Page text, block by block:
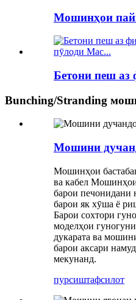
Мошинҳои
Бетони пеш
Bunching/Stranding
Мошини
Мошинҳои
ва кабел
барои печонидани
барои як хӯша ё
Барои сохтори
моделҳои
дукарата ва
барои аксари
мекунанд.
пурсиштафсилот